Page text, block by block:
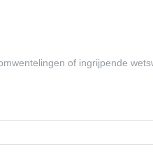
of ingrijpende